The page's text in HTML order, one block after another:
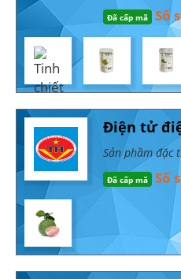
Đã cấp mã Số
Điện tử
Sản phầm đặc
Đã cấp mã Số